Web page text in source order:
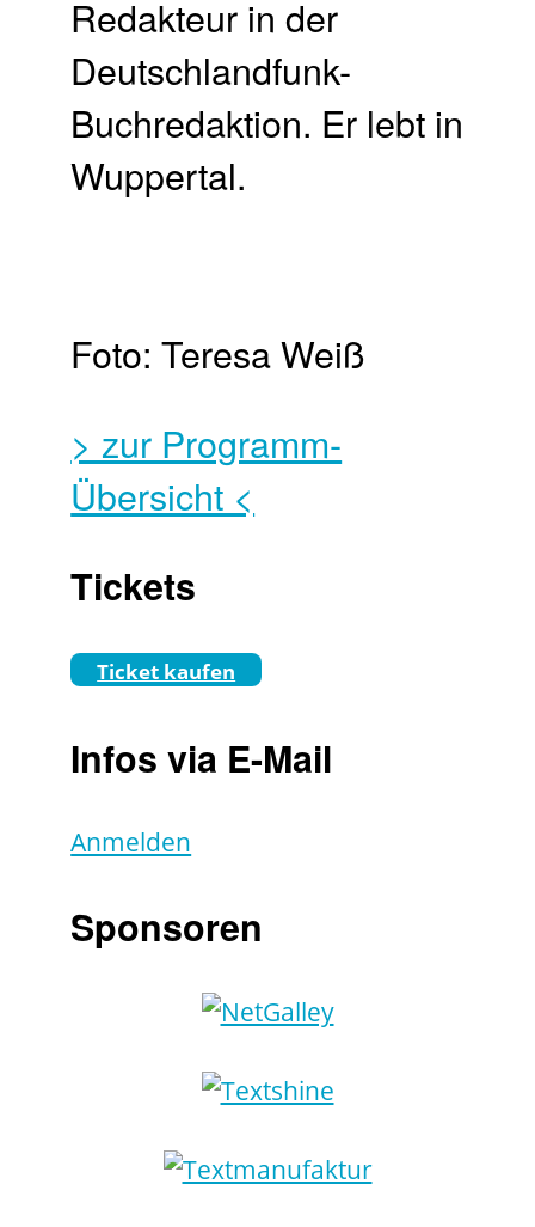
Redakteur in der
Deutschlandfunk-
Buchredaktion. Er lebt in
Wuppertal.
Foto: Teresa Weiß
> zur Programm-
Übersicht <
Tickets
Ticket kaufen
Infos via E-Mail
Anmelden
Sponsoren